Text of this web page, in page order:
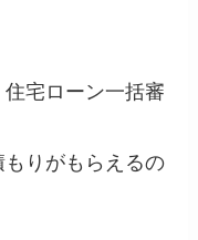
宅ローン一括審
りがもらえるの